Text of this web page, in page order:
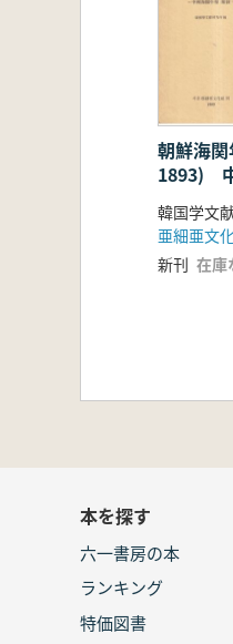
朝鮮海
1893)
録
韓国学文
亜細亜文
新刊 在庫
本を探す
六一書房の本
ランキング
特価図書